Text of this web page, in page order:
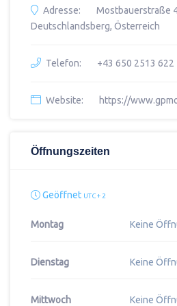
Adresse:
Mostbauerstraße
Deutschlandsberg, Österreich
Telefon: +43 650 2513 622
Website: https://
Öffnungszeiten
Geöffnet UTC + 2
Montag Keine
Dienstag Keine
Mittwoch Keine